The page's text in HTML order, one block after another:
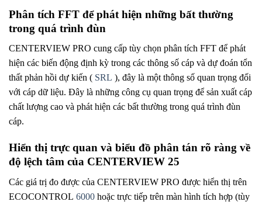
Phân tích FFT để phát hiện những bất thường
trong quá trình đùn
CENTERVIEW PRO cung cấp tùy chọn phân tích FFT để phát
hiện các biến động định kỳ trong các thông số cáp và dự đoán tổn
thất phản hồi dự kiến ​​( SRL ), đây là một thông số quan trọng đối
với cáp dữ liệu. Đây là những công cụ quan trọng để sản xuất cáp
chất lượng cao và phát hiện các bất thường trong quá trình đùn
cáp.
Hiển thị trực quan và biểu đồ phân tán rõ ràng về
độ lệch tâm của CENTERVIEW 25
Các giá trị đo được của CENTERVIEW PRO được hiển thị trên
ECOCONTROL 6000 hoặc trực tiếp trên màn hình tích hợp (tùy